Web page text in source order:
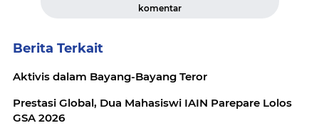
komentar
Berita Terkait
Aktivis dalam Bayang-Bayang Teror
Prestasi Global, Dua Mahasiswi IAIN Parepare Lolos
GSA 2026